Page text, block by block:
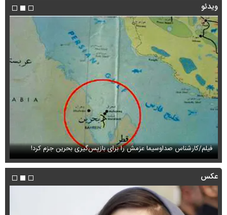
ویدئو
فیلم/کارشناس صداوسیما عزمش را برای بازپس‌گیری بحرین جزم کرد!
عکس